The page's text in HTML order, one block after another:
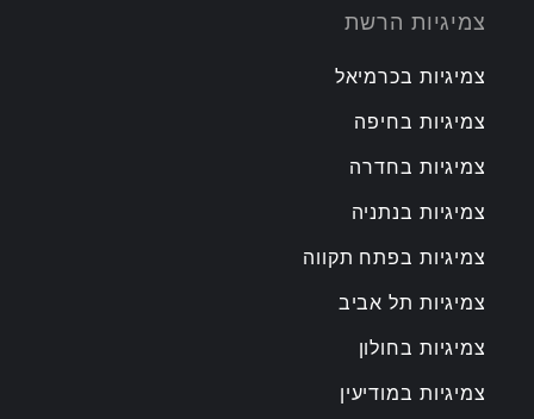
צמיגיות הרשת
צמיגיות בכרמיאל
צמיגיות בחיפה
צמיגיות בחדרה
צמיגיות בנתניה
צמיגיות בפתח תקווה
צמיגיות תל אביב
צמיגיות בחולון
צמיגיות במודיעין